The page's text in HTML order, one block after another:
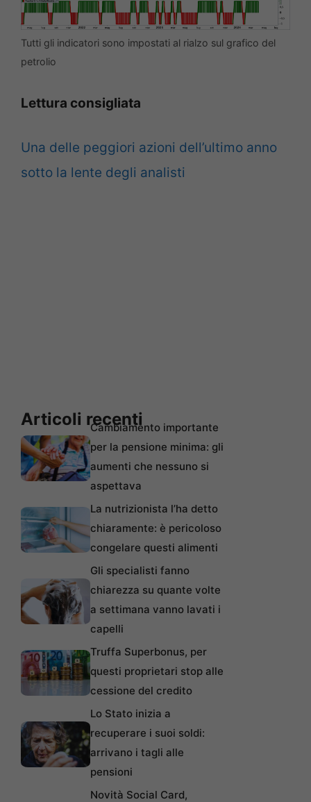
Tutti gli indicatori sono impostati al rialzo sul grafico del
petrolio
Lettura consigliata
Una delle peggiori azioni dell’ultimo anno
sotto la lente degli analisti
Articoli recentiCambiamento importante
per la pensione minima: gli
aumenti che nessuno si
aspettava
La nutrizionista l’ha detto
chiaramente: è pericoloso
congelare questi alimenti
Gli specialisti fanno
chiarezza su quante volte
a settimana vanno lavati i
capelli
Truffa Superbonus, per
questi proprietari stop alle
cessione del credito
Lo Stato inizia a
recuperare i suoi soldi:
arrivano i tagli alle
pensioni
Novità Social Card,